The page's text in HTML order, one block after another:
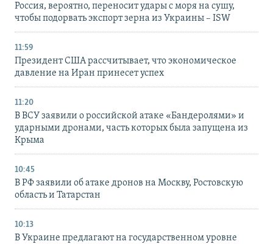
Россия, вероятно, переносит удары с моря на сушу,
чтобы подорвать экспорт зерна из Украины – ISW
11:59
Президент США рассчитывает, что экономическое
давление на Иран принесет успех
11:20
В ВСУ заявили о российской атаке «Бандеролями» и
ударными дронами, часть которых была запущена из
Крыма
10:45
В РФ заявили об атаке дронов на Москву, Ростовскую
область и Татарстан
10:13
В Украине предлагают на государственном уровне